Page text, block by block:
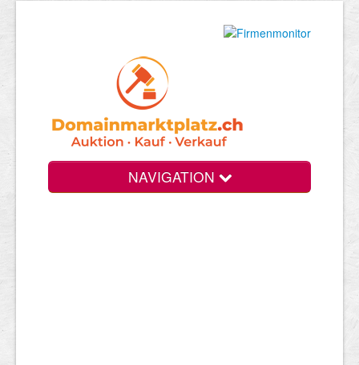
NAVIGATION